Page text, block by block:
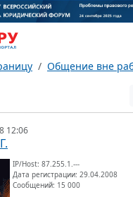
Общение вне
12:06
IP/Host: 87.255.1.---
Дата регистрации: 29.04.2008
Сообщений: 15 000